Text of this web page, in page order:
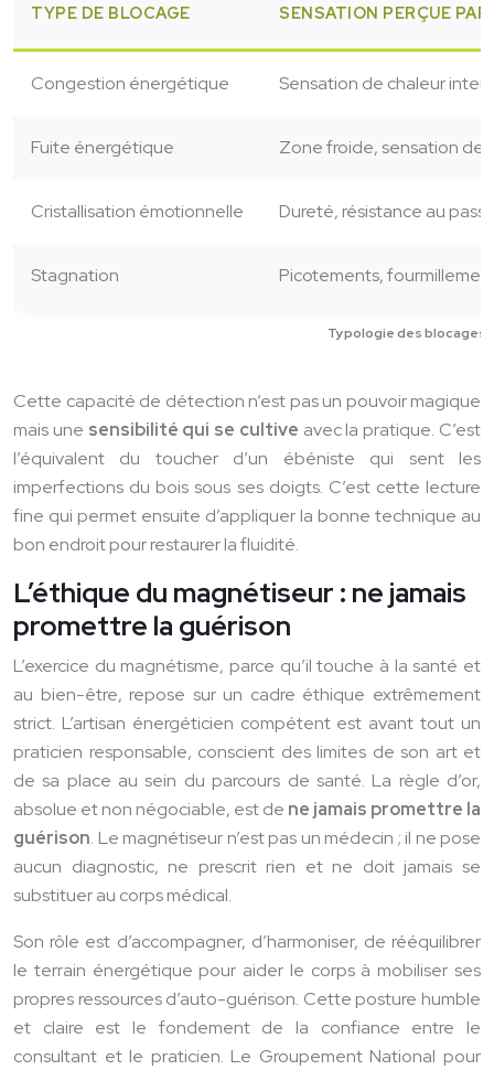
Typologie des blocages
TYPE DE BLOCAGE SENSATION PERÇUE
Congestion énergétique Sensation de chaleur
Fuite énergétique Zone froide, sensation de
Cristallisation émotionnelle Dureté, résistance au
Stagnation Picotements,
Cette capacité de détection n’est pas un pouvoir magique
mais une sensibilité qui se cultive avec la pratique. C’est
l’équivalent du toucher d’un ébéniste qui sent les
imperfections du bois sous ses doigts. C’est cette lecture
fine qui permet ensuite d’appliquer la bonne technique au
bon endroit pour restaurer la fluidité.
L’éthique du magnétiseur : ne jamais
promettre la guérison
L’exercice du magnétisme, parce qu’il touche à la santé et
au bien-être, repose sur un cadre éthique extrêmement
strict. L’artisan énergéticien compétent est avant tout un
praticien responsable, conscient des limites de son art et
de sa place au sein du parcours de santé. La règle d’or,
absolue et non négociable, est de ne jamais promettre la
guérison. Le magnétiseur n’est pas un médecin ; il ne pose
aucun diagnostic, ne prescrit rien et ne doit jamais se
substituer au corps médical.
Son rôle est d’accompagner, d’harmoniser, de rééquilibrer
le terrain énergétique pour aider le corps à mobiliser ses
propres ressources d’auto-guérison. Cette posture humble
et claire est le fondement de la confiance entre le
consultant et le praticien. Le Groupement National pour